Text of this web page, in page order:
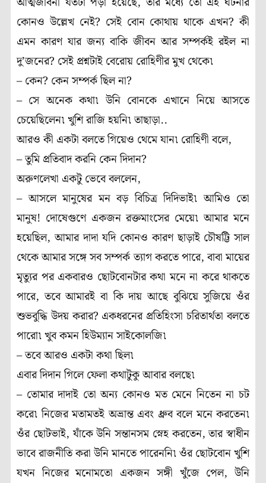
কোনও উল্লেখ নেই? সেই বোন কোথায় থাকে এখন? কী
এমন কারণ যার জন্য বাকি জীবন আর সম্পর্কই রইল না
দু’জনের? সেই প্রশ্নটাই বেরোয় রোহিণীর মুখ থেকে৷
– কেন? কেন সম্পর্ক ছিল না?
– সে অনেক কথা৷ উনি বোনকে এখানে নিয়ে আসতে
চেয়েছিলেন৷ খুশি রাজি হয়নি৷ তাছাড়া..
আরও কী একটা বলতে গিয়েও থেমে যান৷ রোহিণী বলে,
– তুমি প্রতিবাদ করনি কেন দিদান?
অরুণলেখা একটু ভেবে বললেন,
– আসলে মানুষের মন বড় বিচিত্র দিদিভাই৷ আমিও তো
মানুষ! দোষেগুণে একজন রক্তমাংসের মেয়ে৷ আমার মনে
হয়েছিল, আমার দাদা যদি কোনও কারণ ছাড়াই চৌষট্টি সাল
থেকে আমার সঙ্গে সব সম্পর্ক ত্যাগ করতে পারে, বাবা মায়ের
মৃত্যুর পর একবারও ছোটবোনটার কথা মনে না করে থাকতে
পারে, তবে আমারই বা কি দায় আছে বুঝিয়ে সুজিয়ে ওঁর
শুভবুদ্ধি উদয় করার? একধরনের প্রতিহিংসা চরিতার্থতা বলতে
পারো৷ খুব কমন হিউম্যান সাইকোলজি৷
– তবে আরও একটা কথা ছিল৷
এবার দিদান গিলে ফেলা কথাটুকু আবার বলছে৷
– তোমার দাদাই তো অন্য কোনও মত মেনে নিতেন না চট
করে৷ নিজের মতামতই অভ্রান্ত এবং ধ্রুব বলে মনে করতেন৷
ওঁর ছোটভাই, যাঁকে উনি সন্তানসম স্নেহ করতেন, তার স্বাধীন
ভাবে রাজনীতি করা উনি মানতে পারেননি৷ ওঁর ছোটবোন খুশি
যখন নিজের মনোমতো একজন সঙ্গী খুঁজে পেল, উনি